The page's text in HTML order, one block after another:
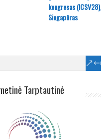
kongresas (ICSV28),
Singapūras
Tarptautinė